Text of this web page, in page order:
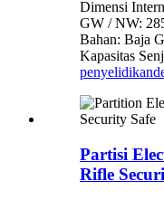
Dimensi
GW / NW:
Bahan: Baja
Kapasitas
penyelidikan
Partisi
Rifle